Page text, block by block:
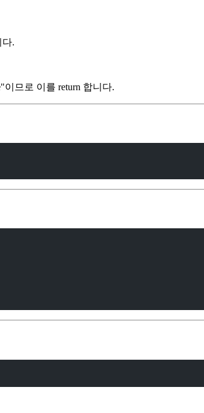
다.
이므로 이를 return 합니다.